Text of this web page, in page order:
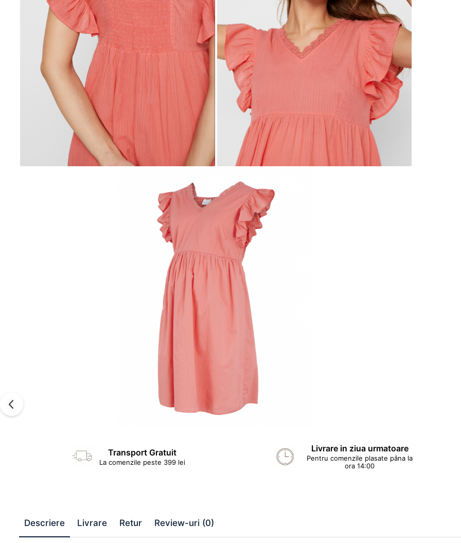
Transport Gratuit
La comenzile peste 399 lei
Livrare in ziua urmatoare
Pentru comenzile plasate pâna la
ora 14:00
Descriere Livrare Retur Review-uri (0)